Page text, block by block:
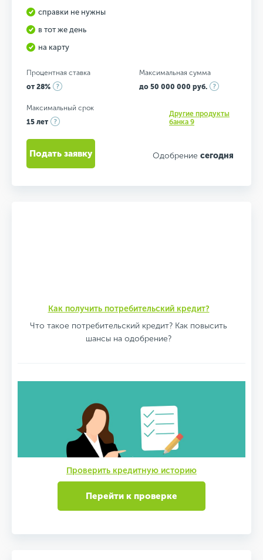
справки не нужны
в тот же день
на карту
Процентная ставка
от 28%
Максимальная сумма
до 50 000 000 руб.
Максимальный срок
15 лет
Другие продукты
банка 9
Одобрение сегодня
Подать заявку
Как получить потребительский кредит?
Что такое потребительский кредит? Как повысить
шансы на одобрение?
Проверить кредитную историю
Перейти к проверке